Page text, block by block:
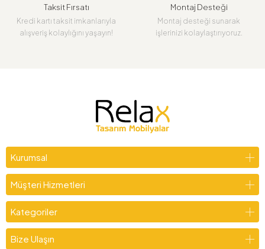
Taksit Fırsatı
Kredi kartı taksit imkanlarıyla
alışveriş kolaylığını yaşayın!
Montaj Desteği
Montaj desteği sunarak
işlerinizi kolaylaştırıyoruz.
Kurumsal
Müşteri Hizmetleri
Kategoriler
Bize Ulaşın